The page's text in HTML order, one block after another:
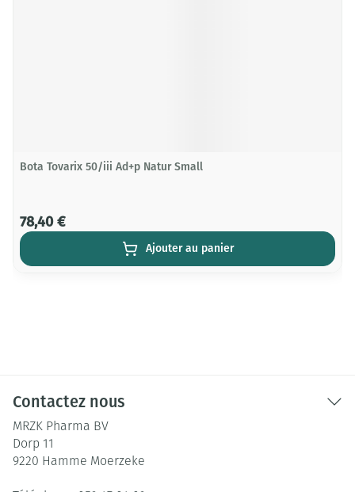
Bota Tovarix 50/iii Ad+p Natur Small
78,40 €
Ajouter au panier
Contactez nous
MRZK Pharma BV
Dorp 11
9220 Hamme Moerzeke